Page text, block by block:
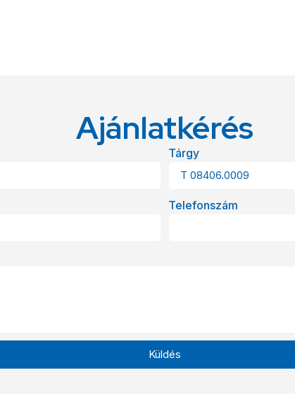
Ajánlatkérés
Tárgy
Telefonszám
Küldés